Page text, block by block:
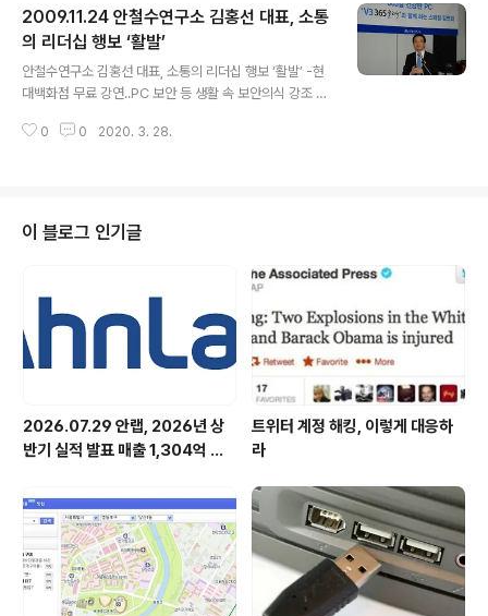
로 3단계의 엄격한 검증을 거쳐 수상자를 결정합니다. 약
5개월 동안의 엄격하고 까다로운 심사를 거쳐 뛰어난 리더
십과 기업가정신, 혁신성으로 세계 경제 활성화와 올바른
기업 문화 정립에 기여한 경영자에게 상을 수여합니다. 김
한 이후 끊임없는 변화와 혁신, 확고한 경영철학으로 기업
2009.11.24 안철수연구소 김홍선 대표, 소통
의 리더십 행보 ‘활발’
안철수연구소 김홍선 대표, 소통의 리더십 행보 ‘활발’ -현
대백화점 무료 강연..PC 보안 등 생활 속 보안의식 강조 -
-중국과 동남아 등 해외 강연을 통한 글로벌 보안전도사 활
표로서 글로벌 리더십을 발휘하고 있습니다. 김홍선 대표
는 24일 현대백화점 무역센터점에서 열리는 무료 강좌에
직접 나서 '한국 IT의 현주소를 통해 본 가정 PC의 보안 위
협과 예방법'을 설명했습니다. 이번 강좌는 지난 8월 현대
백화점 목동점에서 열린 데 이어 두 번째입니다. 첫 강좌에
서 김홍선 대표..
0 0 2020. 3. 28.
이 블로그 인기글
2026.07.29 안랩, 2026년 상
반기 실적 발표 매출 1,304억 원,
트위터 계정 해킹, 이렇게 대응하
라